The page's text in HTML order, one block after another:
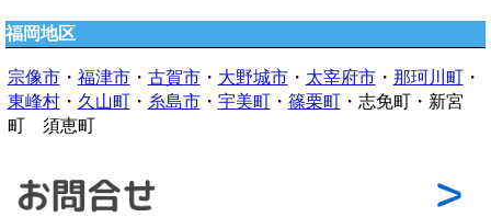
福岡地区
宗像市・ 福津市・ 古賀市・ 大野城市・ 太宰府市・ 那珂川町・
東峰村・ 久山町・ 糸島市・ 宇美町・ 篠栗町・志免町・新宮
町 須恵町